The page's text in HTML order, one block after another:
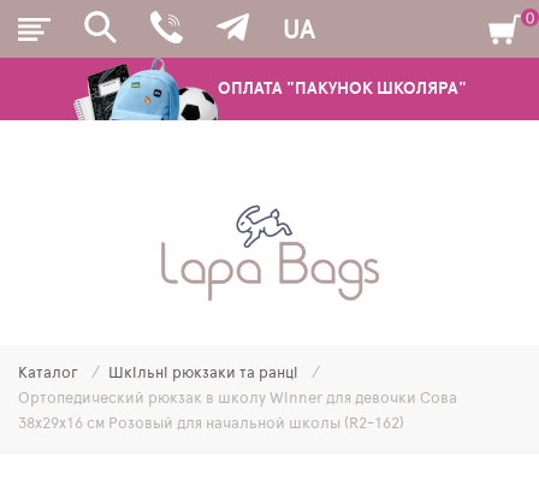
ОПЛАТА "ПАКУНОК ШКОЛЯРА"
UA
ШКІЛЬНІ РЮКЗАКИ ТА РАНЦІ
МОЛОДІЖНІ РЮКЗАКИ
0
Каталог
Шкільні рюкзаки та ранці
Ортопедический рюкзак в школу Winner для девочки Сова
38х29х16 см Розовый для начальной школы (R2-162)